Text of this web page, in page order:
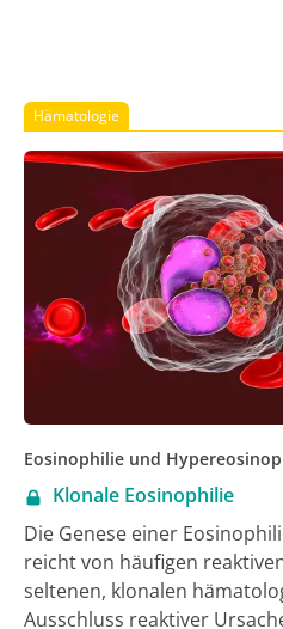
Hämatologie
Eosinophilie und
Klonale Eosinophilie
Die Genese einer
reicht von häufigen
seltenen, klonalen
Ausschluss reaktiver